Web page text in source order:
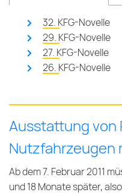
32. KFG-Novelle
29. KFG-Novelle
27. KFG-Novelle
26. KFG-Novelle
Ausstattung von
Nutzfahrzeugen
Ab dem 7. Februar 2011
und 18 Monate später,